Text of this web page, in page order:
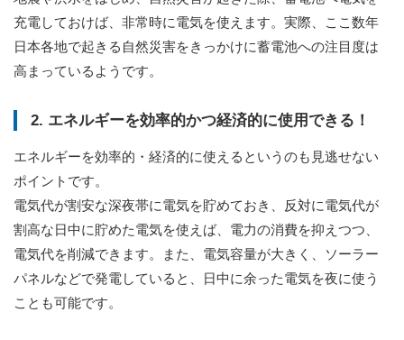
充電しておけば、非常時に電気を使えます。実際、ここ数年
日本各地で起きる自然災害をきっかけに蓄電池への注目度は
高まっているようです。
2. エネルギーを効率的かつ経済的に使用できる！
エネルギーを効率的・経済的に使えるというのも見逃せない
ポイントです。
電気代が割安な深夜帯に電気を貯めておき、反対に電気代が
割高な日中に貯めた電気を使えば、電力の消費を抑えつつ、
電気代を削減できます。また、電気容量が大きく、ソーラー
パネルなどで発電していると、日中に余った電気を夜に使う
ことも可能です。